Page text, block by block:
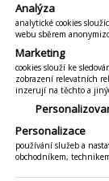
když je jeho
aby
Analýza
analytické cookies
webu sběrem
Marketing
cookies slouží ke
zobrazení relevatních
inzerují na těchto a
Personalizace
používání služeb a
obchodníkem,